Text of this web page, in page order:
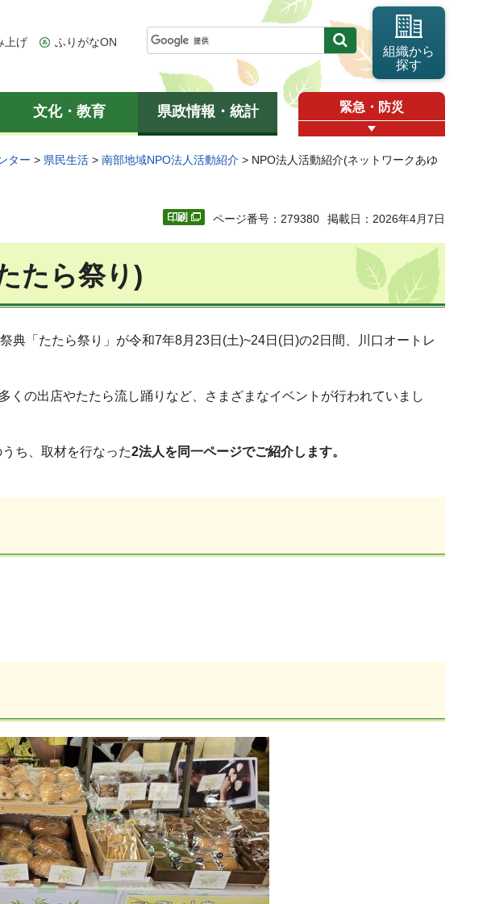
上げ ふりがなON
組織から
探す
文化・教育 県政情報・統計 緊急・防災
ター > 県民生活 > 南部地域NPO法人活動紹介 > NPO法人活動紹介(ネットワークあゆ
ページ番号：279380 掲載日：2026年4月7日
たら祭り)
「たたら祭り」が令和7年8月23日(土)~24日(日)の2日間、川口オートレ
の出店やたたら流し踊りなど、さまざまなイベントが行われていまし
ち、取材を行なった2法人を同一ページでご紹介します。